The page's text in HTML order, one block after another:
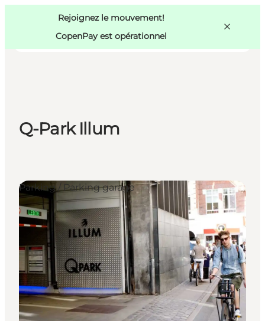
Rejoignez le mouvement!
CopenPay est opérationnel
Activités
Copenhague
Q-Park Illum
Parking / Parking garage